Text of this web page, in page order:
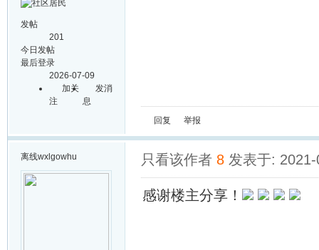
发帖
201
今日发帖
最后登录
2026-07-09
加关
注
发消
息
回复
举报
离线wxlgowhu 只看该作者 8 发表于:
感谢楼主分享！